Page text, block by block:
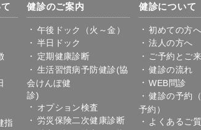
指
健診のご案内
午後ドック（火～金）
半日ドック
定期健康診断
生活習慣病予防健診(協
会けんぽ健
オプション検査
労災保険二次健康診断
健診について
初めての方へ
法人の方へ
ご予約とご
健診の流れ
WEB問診
健診の予約
予約）
よくあるご